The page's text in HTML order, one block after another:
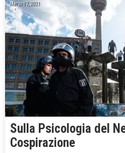
Marzo 17, 2021
Sulla Psicologia del
Cospirazione